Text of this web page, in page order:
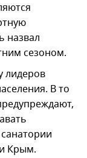
назвал
сезоном.
лидеров
В то
Крым.